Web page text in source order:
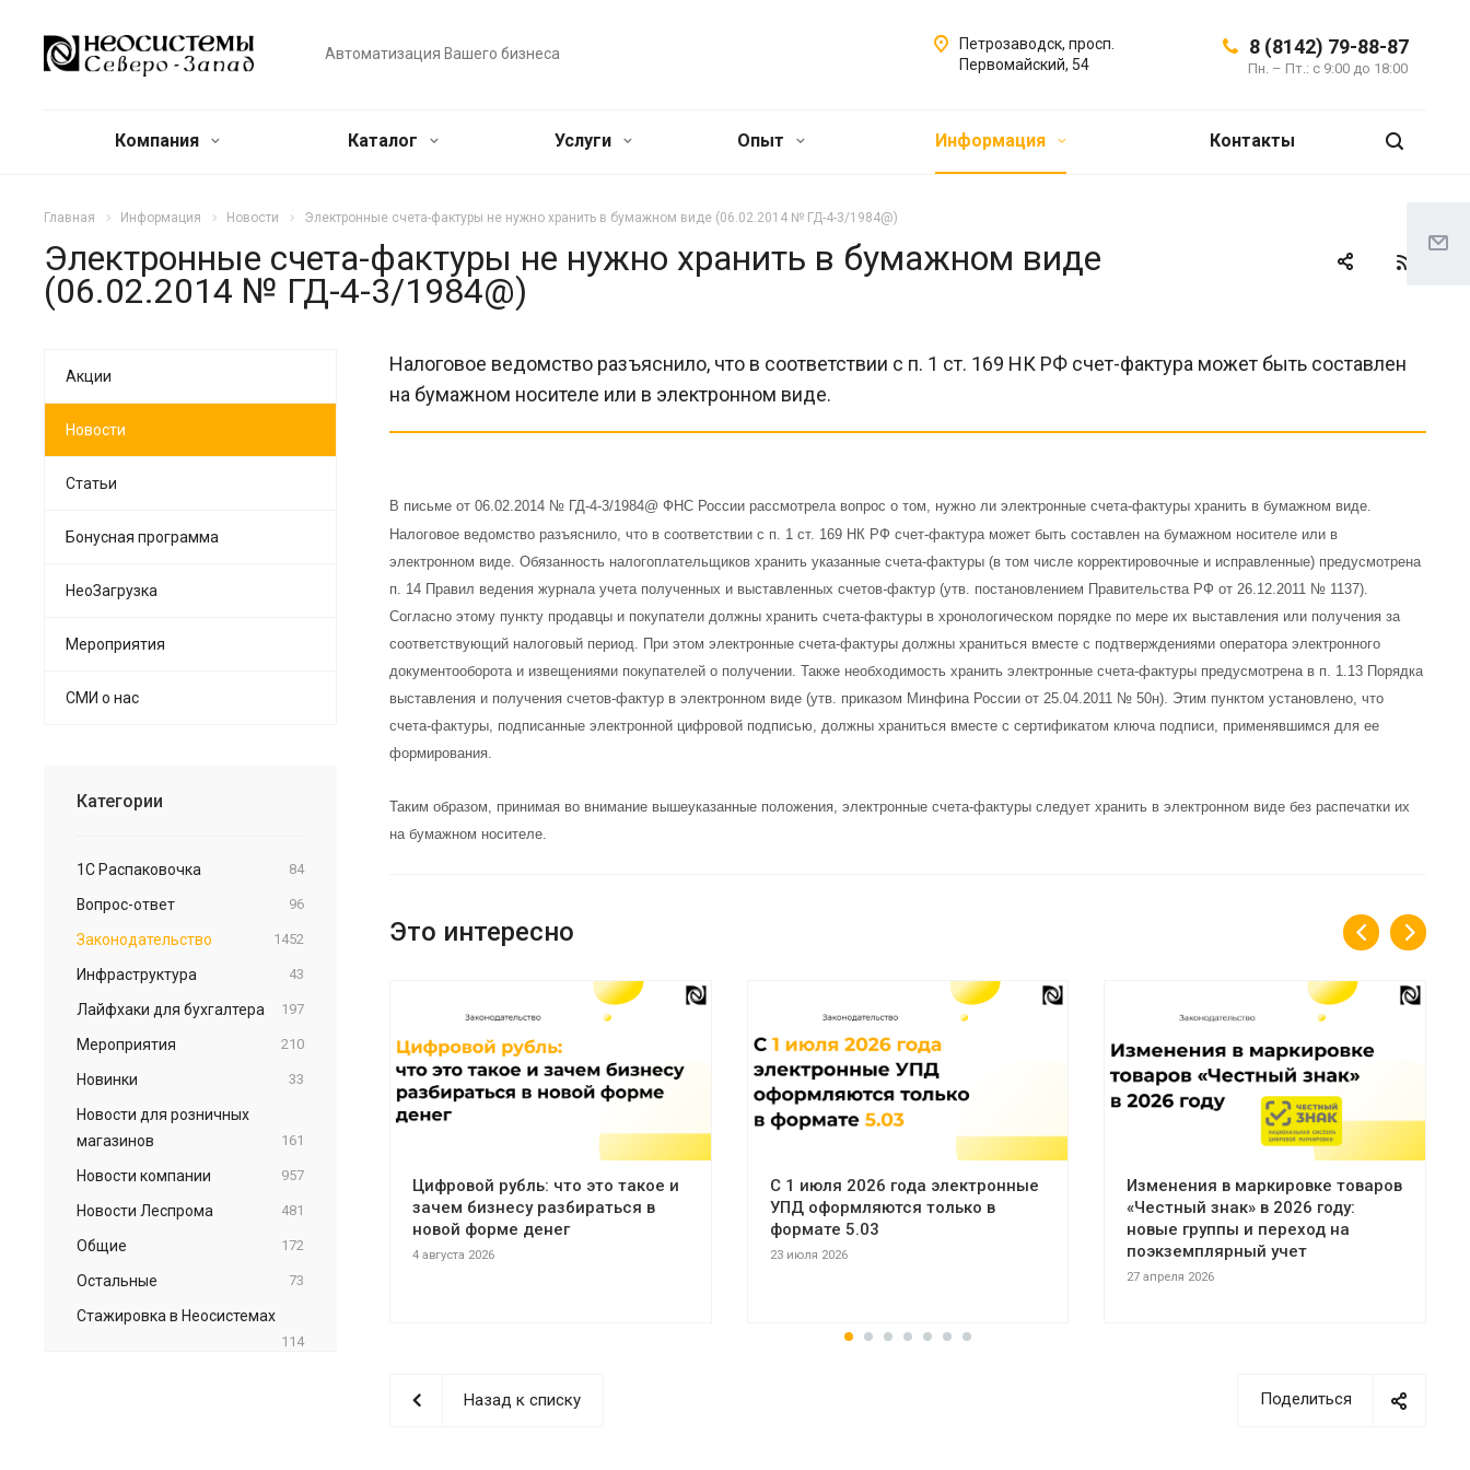
Автоматизация Вашего бизнеса 8 (8142) 79-88-87
Пн. – Пт.: с 9:00 до 18:00
Петрозаводск, просп.
Первомайский, 54
Компания Каталог Услуги Опыт Информация Контакты
Главная Информация Новости Электронные счета-фактуры не нужно хранить в бумажном виде (06.02.2014 № ГД-4-3/1984@)
Электронные счета-фактуры не нужно хранить в бумажном виде
(06.02.2014 № ГД-4-3/1984@)
Налоговое ведомство разъяснило, что в соответствии с п. 1 ст. 169 НК РФ счет-фактура может быть составлен
на бумажном носителе или в электронном виде.
В письме от 06.02.2014 № ГД-4-3/1984@ ФНС России рассмотрела вопрос о том, нужно ли электронные счета-фактуры хранить в бумажном виде.
Налоговое ведомство разъяснило, что в соответствии с п. 1 ст. 169 НК РФ счет-фактура может быть составлен на бумажном носителе или в
электронном виде. Обязанность налогоплательщиков хранить указанные счета-фактуры (в том числе корректировочные и исправленные) предусмотрена
п. 14 Правил ведения журнала учета полученных и выставленных счетов-фактур (утв. постановлением Правительства РФ от 26.12.2011 № 1137).
Согласно этому пункту продавцы и покупатели должны хранить счета-фактуры в хронологическом порядке по мере их выставления или получения за
соответствующий налоговый период. При этом электронные счета-фактуры должны храниться вместе с подтверждениями оператора электронного
документооборота и извещениями покупателей о получении. Также необходимость хранить электронные счета-фактуры предусмотрена в п. 1.13 Порядка
выставления и получения счетов-фактур в электронном виде (утв. приказом Минфина России от 25.04.2011 № 50н). Этим пунктом установлено, что
счета-фактуры, подписанные электронной цифровой подписью, должны храниться вместе с сертификатом ключа подписи, применявшимся для ее
формирования.
Таким образом, принимая во внимание вышеуказанные положения, электронные счета-фактуры следует хранить в электронном виде без распечатки их
на бумажном носителе.
Это интересно
Цифровой рубль: что это такое и
зачем бизнесу разбираться в
новой форме денег
4 августа 2026
С 1 июля 2026 года электронные
УПД оформляются только в
формате 5.03
23 июля 2026
Изменения в маркировке товаров
«Честный знак» в 2026 году:
новые группы и переход на
поэкземплярный учет
27 апреля 2026
Поделиться
Назад к списку
Акции
Новости
Статьи
Бонусная программа
НеоЗагрузка
Мероприятия
СМИ о нас
Категории
1С Распаковочка 84
Вопрос-ответ 96
Законодательство 1452
Инфраструктура 43
Лайфхаки для бухгалтера 197
Мероприятия 210
Новинки 33
Новости для розничных
магазинов
161
Новости компании 957
Новости Леспрома 481
Общие 172
Остальные 73
Стажировка в Неосистемах
114